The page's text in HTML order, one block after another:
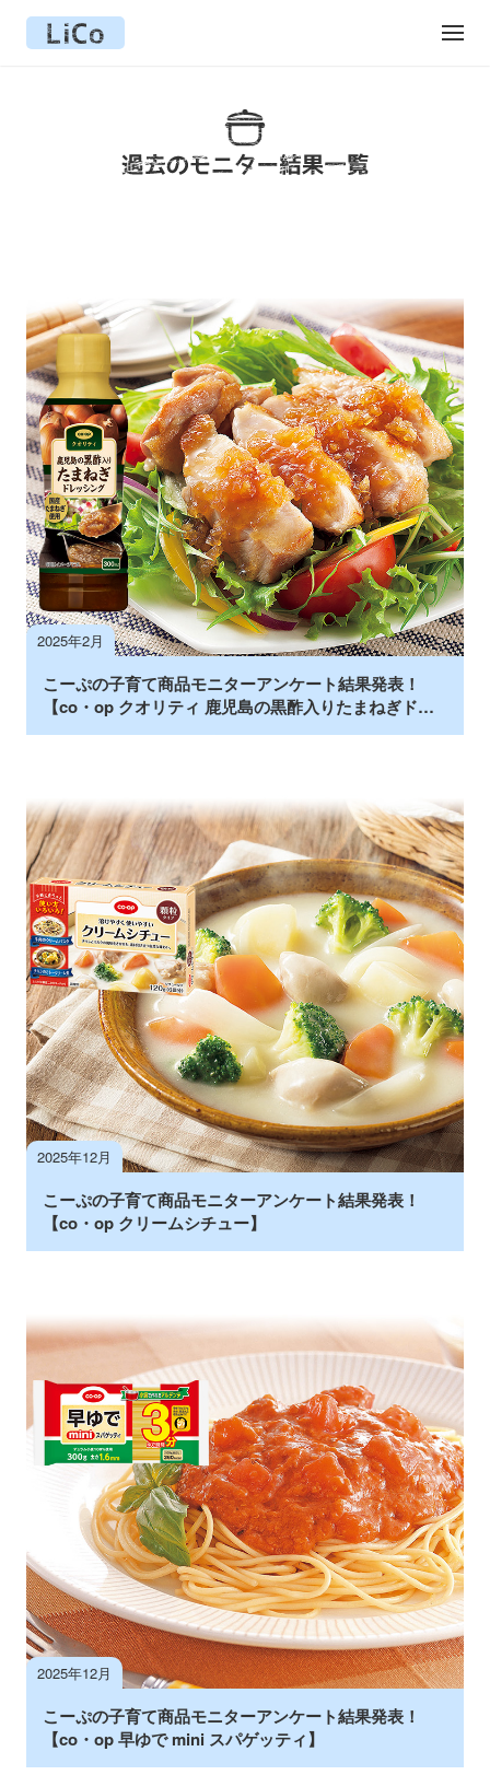
2025年2月
こーぷの子育て商品モニターアンケート結果発表！
【co・op クオリティ 鹿児島の黒酢入りたまねぎドレ
ッシング】
2025年12月
こーぷの子育て商品モニターアンケート結果発表！
【co・op クリームシチュー】
2025年12月
こーぷの子育て商品モニターアンケート結果発表！
【co・op 早ゆで mini スパゲッティ】